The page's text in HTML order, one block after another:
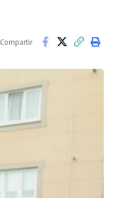
Compartir